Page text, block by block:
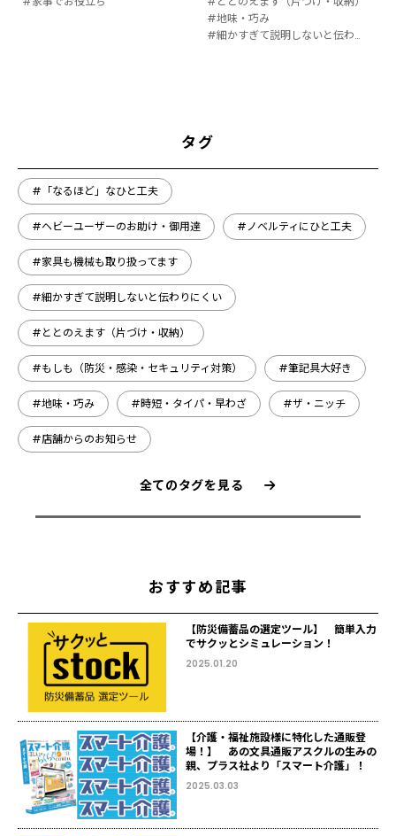
#地味・巧み
#細かすぎて説明しないと伝わりにくい
タグ
#「なるほど」なひと工夫
#ヘビーユーザーのお助け・御用達 #ノベルティにひと工夫
#家具も機械も取り扱ってます
#細かすぎて説明しないと伝わりにくい
#ととのえます（片づけ・収納）
#もしも（防災・感染・セキュリティ対策） #筆記具大好き
#地味・巧み #時短・タイパ・早わざ #ザ・ニッチ
#店舗からのお知らせ
全てのタグを見る
おすすめ記事
【防災備蓄品の選定ツール】 簡単入力
でサクッとシミュレーション！
2025.01.20
【介護・福祉施設様に特化した通販登
場！】 あの文具通販アスクルの生みの
親、プラス社より「スマート介護」！
2025.03.03